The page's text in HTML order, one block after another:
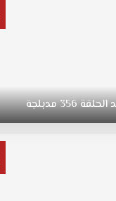
الحلقة356مدبلجة